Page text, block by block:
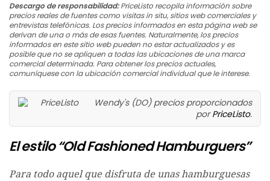
Descargo de responsabilidad:PriceListo recopila información sobre
precios reales de fuentes como visitas in situ, sitios web comerciales y
entrevistas telefónicas. Los precios informados en esta página web se
derivan de una o más de esas fuentes. Naturalmente, los precios
informados en este sitio web pueden no estar actualizados y es
posible que no se apliquen a todas las ubicaciones de una marca
comercial determinada. Para obtener los precios actuales,
comuníquese con la ubicación comercial individual que le interese.
Wendy's (DO) precios proporcionados
porPriceListo.
El estilo “Old Fashioned Hamburguers”
Para todo aquel que disfruta de unas hamburguesas